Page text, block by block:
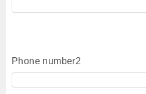
Phone number2